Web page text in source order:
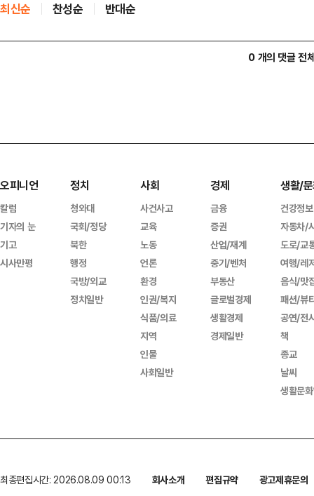
최신순 찬성순 반대순
0 개의 댓글 전
오피니언
칼럼
기자의 눈
기고
시사만평
정치
청와대
국회/정당
북한
행정
국방/외교
정치일반
사회
사건사고
교육
노동
언론
환경
인권/복지
식품/의료
지역
인물
사회일반
경제
금융
증권
산업/재계
중기/벤처
부동산
글로벌경제
생활경제
경제일반
생활/
건강정보
자동차/
도로/교
여행/레
음식/맛
패션/뷰
공연/전
책
종교
날씨
생활문
최종편집시간: 2026.08.09 00:13 회사소개 편집규약
광고제휴문의